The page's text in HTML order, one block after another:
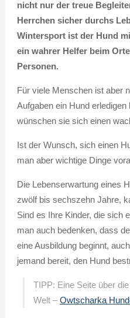
nicht nur der treue
Herrchen sicher durchs
Wintersport ist der Hund
ein wahrer Helfer beim
Personen.
Für viele Menschen ist aber
Aufgaben ein Hund
wünschen sie sich einen
Ist der Wunsch, sich einen
man aber wichtige Dinge
Die Lebenserwartung eines
zwölf bis sechszehn Jahre,
Sind es Ihre Kinder, die sich
man auch bedenken, dass
eine Ausbildung beginnt,
jemand bereit, den Hund
TIPP: Eine Seite über
Welt –Owtscharka